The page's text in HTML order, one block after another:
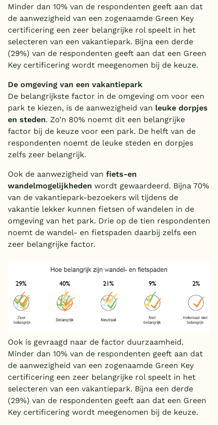
Minder dan 10% van de respondenten geeft aan dat
de aanwezigheid van een zogenaamde Green Key
certificering een zeer belangrijke rol speelt in het
selecteren van een vakantiepark. Bijna een derde
(29%) van de respondenten geeft aan dat een Green
Key certificering wordt meegenomen bij de keuze.
De omgeving van een vakantiepark
De belangrijkste factor in de omgeving om voor een
park te kiezen, is de aanwezigheid van leuke dorpjes
en steden. Zo’n 80% noemt dit een belangrijke
factor bij de keuze voor een park. De helft van de
respondenten noemt de leuke steden en dorpjes
zelfs zeer belangrijk.
Ook de aanwezigheid van fiets-en
wandelmogelijkheden wordt gewaardeerd. Bijna 70%
van de vakantiepark-bezoekers wil tijdens de
vakantie lekker kunnen fietsen of wandelen in de
omgeving van het park. Drie op de tien respondenten
noemt de wandel- en fietspaden daarbij zelfs een
zeer belangrijke factor.
Ook is gevraagd naar de factor duurzaamheid.
Minder dan 10% van de respondenten geeft aan dat
de aanwezigheid van een zogenaamde Green Key
certificering een zeer belangrijke rol speelt in het
selecteren van een vakantiepark. Bijna een derde
(29%) van de respondenten geeft aan dat een Green
Key certificering wordt meegenomen bij de keuze.